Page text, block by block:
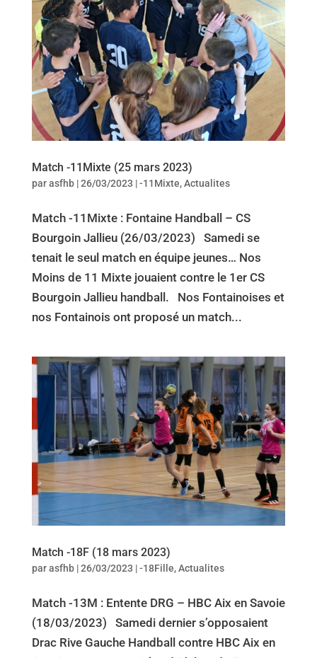
Match -11Mixte (25 mars 2023)
parasfhb|26/03/2023 |-11Mixte,Actualites
Match -11Mixte : Fontaine Handball – CS
Bourgoin Jallieu (26/03/2023) Samedi se
tenait le seul match en équipe jeunes… Nos
Moins de 11 Mixte jouaient contre le 1er CS
Bourgoin Jallieu handball. Nos Fontainoises et
nos Fontainois ont proposé un match...
Match -18F (18 mars 2023)
parasfhb|26/03/2023 |-18Fille,Actualites
Match -13M : Entente DRG – HBC Aix en Savoie
(18/03/2023) Samedi dernier s’opposaient
Drac Rive Gauche Handball contre HBC Aix en